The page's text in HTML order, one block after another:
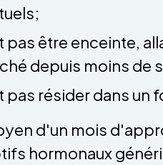
pas être enceinte,
depuis moins de
pas résider dans un
d'un mois
hormonaux